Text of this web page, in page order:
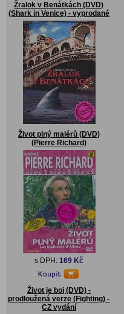
Žralok v Benátkách (DVD)
(Shark in Venice) - vyprodané
Život plný malérů (DVD)
(Pierre Richard)
s DPH: 169 Kč
Život je boj (DVD) -
prodloužená verze (Fighting) -
CZ vydání